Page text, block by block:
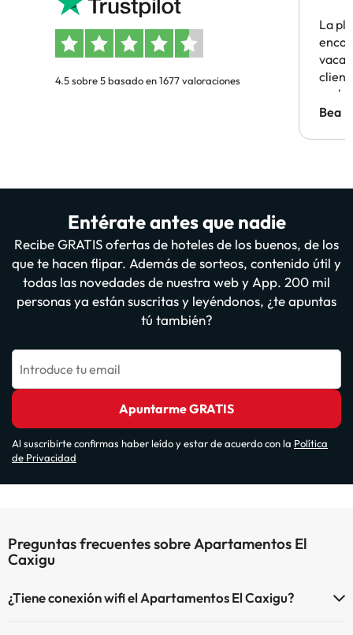
4.5 sobre 5 basado en 1677 valoraciones
La
Bea
Entérate antes que nadie
Recibe GRATIS ofertas de hoteles de los buenos, de los
que te hacen flipar. Además de sorteos, contenido útil y
todas las novedades de nuestra web y App. 200 mil
personas ya están suscritas y leyéndonos, ¿te apuntas
tú también?
Introduce tu email
Apuntarme GRATIS
Al suscribirte confirmas haber leído y estar de acuerdo con la Política
de Privacidad
Preguntas frecuentes sobre Apartamentos El
Caxigu
¿Tiene conexión wifi el Apartamentos El Caxigu?